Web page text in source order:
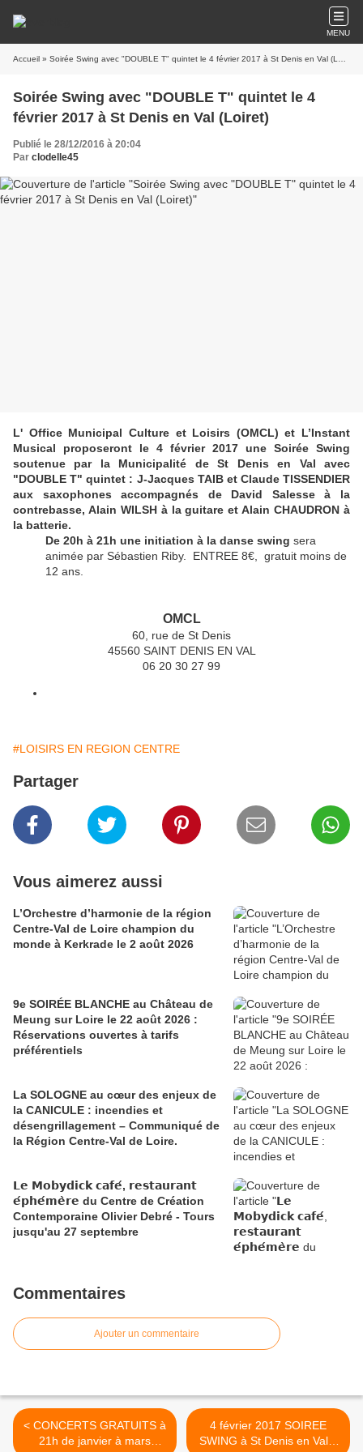
MENU
Accueil » Soirée Swing avec "DOUBLE T" quintet le 4 février 2017 à St Denis en Val (Loiret)
Soirée Swing avec "DOUBLE T" quintet le 4
février 2017 à St Denis en Val (Loiret)
Publié le 28/12/2016 à 20:04
Par clodelle45
L' Office Municipal Culture et Loisirs (OMCL) et L’Instant
Musical proposeront le 4 février 2017 une Soirée Swing
soutenue par la Municipalité de St Denis en Val avec
"DOUBLE T" quintet : J-Jacques TAIB et Claude TISSENDIER
aux saxophones accompagnés de David Salesse à la
contrebasse, Alain WILSH à la guitare et Alain CHAUDRON à
la batterie.
De 20h à 21h une initiation à la danse swing sera
animée par Sébastien Riby. ENTREE 8€, gratuit moins de
12 ans.
OMCL
60, rue de St Denis
45560 SAINT DENIS EN VAL
06 20 30 27 99
#LOISIRS EN REGION CENTRE
Partager
Vous aimerez aussi
L’Orchestre d’harmonie de la région
Centre-Val de Loire champion du
monde à Kerkrade le 2 août 2026
9e SOIRÉE BLANCHE au Château de
Meung sur Loire le 22 août 2026 :
Réservations ouvertes à tarifs
préférentiels
La SOLOGNE au cœur des enjeux de
la CANICULE : incendies et
désengrillagement – Communiqué de
la Région Centre-Val de Loire.
𝗟𝗲 𝗠𝗼𝗯𝘆𝗱𝗶𝗰𝗸 𝗰𝗮𝗳𝗲́, 𝗿𝗲𝘀𝘁𝗮𝘂𝗿𝗮𝗻𝘁
𝗲́𝗽𝗵𝗲́𝗺𝗲̀𝗿𝗲 du Centre de Création
Contemporaine Olivier Debré - Tours
jusqu'au 27 septembre
Commentaires
Ajouter un commentaire
< CONCERTS GRATUITS à
21h de janvier à mars
4 février 2017 SOIREE
SWING à St Denis en Val...